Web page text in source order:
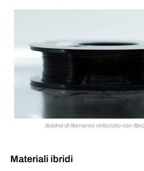
Bobina di filamento rinforzato con
Materiali ibridi